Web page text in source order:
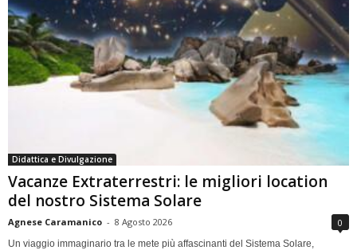
Didattica e Divulgazione
Vacanze Extraterrestri: le migliori location
del nostro Sistema Solare
Agnese Caramanico - 8 Agosto 2026 0
Un viaggio immaginario tra le mete più affascinanti del Sistema Solare,